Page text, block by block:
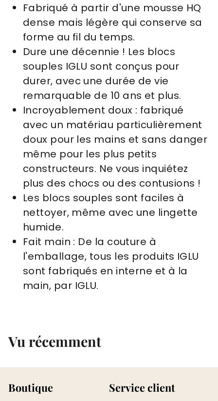
Fabriqué à partir d'une mousse HQ
dense mais légère qui conserve sa
forme au fil du temps.
Dure une décennie ! Les blocs
souples IGLU sont conçus pour
durer, avec une durée de vie
remarquable de 10 ans et plus.
Incroyablement doux : fabriqué
avec un matériau particulièrement
doux pour les mains et sans danger
même pour les plus petits
constructeurs. Ne vous inquiétez
plus des chocs ou des contusions !
Les blocs souples sont faciles à
nettoyer, même avec une lingette
humide.
Fait main : De la couture à
l'emballage, tous les produits IGLU
sont fabriqués en interne et à la
main, par IGLU.
Vu récemment
Boutique Service client